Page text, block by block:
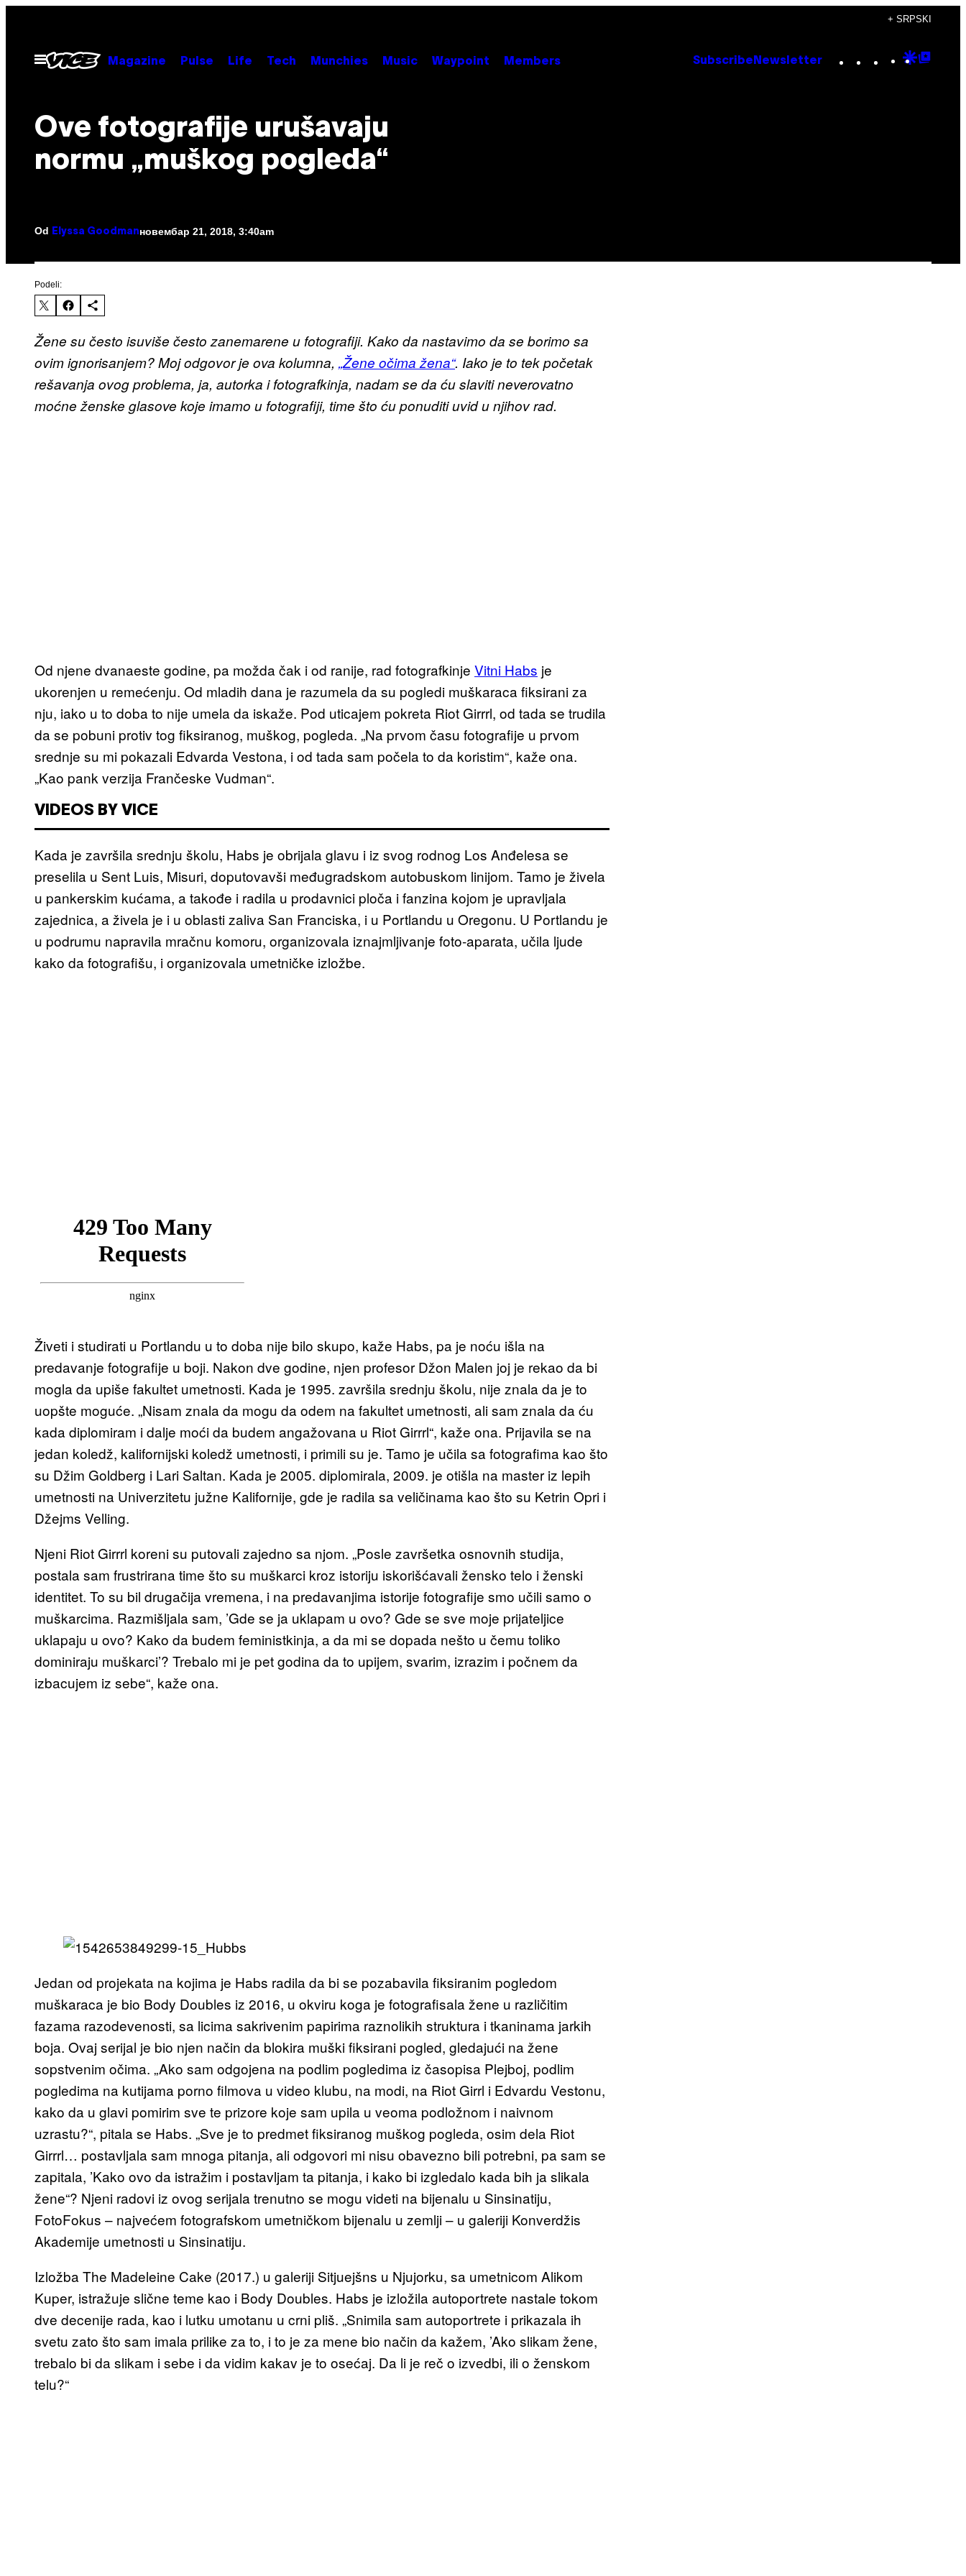
садржај
+ SRPSKI
Otvori
Meni
Magazine Pulse Life Tech Munchies Music Waypoint Members Subscribe Newsletter Instagram
TikTok
YouTube
Google
Ove fotografije urušavaju
normu „muškog pogleda“
Od Elyssa Goodmanновембар 21, 2018, 3:40am
Podeli:
Žene su često isuviše često zanemarene u fotografiji. Kako da nastavimo da se borimo sa
ovim ignorisanjem? Moj odgovor je ova kolumna, „Žene očima žena“. Iako je to tek početak
rešavanja ovog problema, ja, autorka i fotografkinja, nadam se da ću slaviti neverovatno
moćne ženske glasove koje imamo u fotografiji, time što ću ponuditi uvid u njihov rad.
Od njene dvanaeste godine, pa možda čak i od ranije, rad fotografkinje Vitni Habs je
ukorenjen u remećenju. Od mladih dana je razumela da su pogledi muškaraca fiksirani za
nju, iako u to doba to nije umela da iskaže. Pod uticajem pokreta Riot Girrrl, od tada se trudila
da se pobuni protiv tog fiksiranog, muškog, pogleda. „Na prvom času fotografije u prvom
srednje su mi pokazali Edvarda Vestona, i od tada sam počela to da koristim“, kaže ona.
„Kao pank verzija Frančeske Vudman“.
VIDEOS BY VICE
Kada je završila srednju školu, Habs je obrijala glavu i iz svog rodnog Los Anđelesa se
preselila u Sent Luis, Misuri, doputovavši međugradskom autobuskom linijom. Tamo je živela
u pankerskim kućama, a takođe i radila u prodavnici ploča i fanzina kojom je upravljala
zajednica, a živela je i u oblasti zaliva San Franciska, i u Portlandu u Oregonu. U Portlandu je
u podrumu napravila mračnu komoru, organizovala iznajmljivanje foto-aparata, učila ljude
kako da fotografišu, i organizovala umetničke izložbe.
Živeti i studirati u Portlandu u to doba nije bilo skupo, kaže Habs, pa je noću išla na
predavanje fotografije u boji. Nakon dve godine, njen profesor Džon Malen joj je rekao da bi
mogla da upiše fakultet umetnosti. Kada je 1995. završila srednju školu, nije znala da je to
uopšte moguće. „Nisam znala da mogu da odem na fakultet umetnosti, ali sam znala da ću
kada diplomiram i dalje moći da budem angažovana u Riot Girrrl“, kaže ona. Prijavila se na
jedan koledž, kalifornijski koledž umetnosti, i primili su je. Tamo je učila sa fotografima kao što
su Džim Goldberg i Lari Saltan. Kada je 2005. diplomirala, 2009. je otišla na master iz lepih
umetnosti na Univerzitetu južne Kalifornije, gde je radila sa veličinama kao što su Ketrin Opri i
Džejms Velling.
Njeni Riot Girrrl koreni su putovali zajedno sa njom. „Posle završetka osnovnih studija,
postala sam frustrirana time što su muškarci kroz istoriju iskorišćavali žensko telo i ženski
identitet. To su bil drugačija vremena, i na predavanjima istorije fotografije smo učili samo o
muškarcima. Razmišljala sam, ’Gde se ja uklapam u ovo? Gde se sve moje prijateljice
uklapaju u ovo? Kako da budem feministkinja, a da mi se dopada nešto u čemu toliko
dominiraju muškarci’? Trebalo mi je pet godina da to upijem, svarim, izrazim i počnem da
izbacujem iz sebe“, kaže ona.
Jedan od projekata na kojima je Habs radila da bi se pozabavila fiksiranim pogledom
muškaraca je bio Body Doubles iz 2016, u okviru koga je fotografisala žene u različitim
fazama razodevenosti, sa licima sakrivenim papirima raznolikih struktura i tkaninama jarkih
boja. Ovaj serijal je bio njen način da blokira muški fiksirani pogled, gledajući na žene
sopstvenim očima. „Ako sam odgojena na podlim pogledima iz časopisa Plejboj, podlim
pogledima na kutijama porno filmova u video klubu, na modi, na Riot Girrl i Edvardu Vestonu,
kako da u glavi pomirim sve te prizore koje sam upila u veoma podložnom i naivnom
uzrastu?“, pitala se Habs. „Sve je to predmet fiksiranog muškog pogleda, osim dela Riot
Girrrl… postavljala sam mnoga pitanja, ali odgovori mi nisu obavezno bili potrebni, pa sam se
zapitala, ’Kako ovo da istražim i postavljam ta pitanja, i kako bi izgledalo kada bih ja slikala
žene“? Njeni radovi iz ovog serijala trenutno se mogu videti na bijenalu u Sinsinatiju,
FotoFokus – najvećem fotografskom umetničkom bijenalu u zemlji – u galeriji Konverdžis
Akademije umetnosti u Sinsinatiju.
Izložba The Madeleine Cake (2017.) u galeriji Sitjuejšns u Njujorku, sa umetnicom Alikom
Kuper, istražuje slične teme kao i Body Doubles. Habs je izložila autoportrete nastale tokom
dve decenije rada, kao i lutku umotanu u crni pliš. „Snimila sam autoportrete i prikazala ih
svetu zato što sam imala prilike za to, i to je za mene bio način da kažem, ’Ako slikam žene,
trebalo bi da slikam i sebe i da vidim kakav je to osećaj. Da li je reč o izvedbi, ili o ženskom
telu?“